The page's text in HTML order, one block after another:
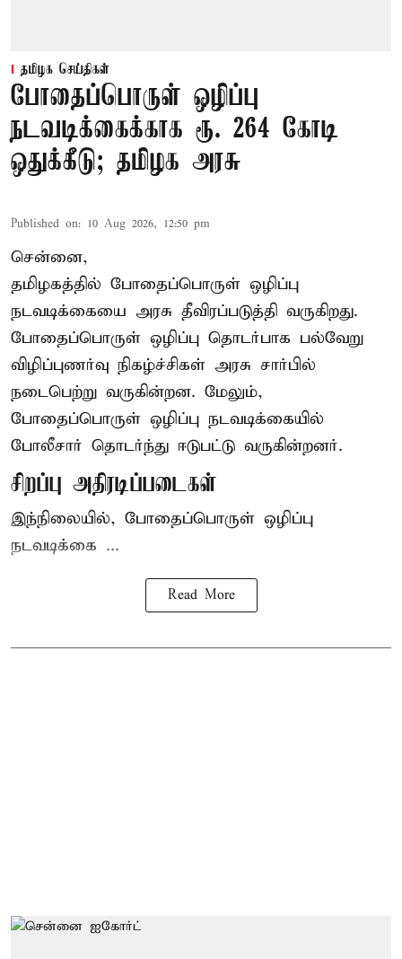
தமிழக செய்திகள்
போதைப்பொருள் ஒழிப்பு
நடவடிக்கைக்காக ரூ. 264 கோடி
ஒதுக்கீடு; தமிழக அரசு
Published on: 10 Aug 2026, 12:50 pm
சென்னை,
தமிழகத்தில் போதைப்பொருள் ஒழிப்பு
நடவடிக்கையை அரசு தீவிரப்படுத்தி வருகிறது.
போதைப்பொருள் ஒழிப்பு தொடர்பாக பல்வேறு
விழிப்புணர்வு நிகழ்ச்சிகள் அரசு சார்பில்
நடைபெற்று வருகின்றன. மேலும்,
போதைப்பொருள் ஒழிப்பு நடவடிக்கையில்
போலீசார் தொடர்ந்து ஈடுபட்டு வருகின்றனர்.
சிறப்பு அதிரடிப்படைகள்
இந்நிலையில், போதைப்பொருள் ஒழிப்பு
நடவடிக்கை ...
Read More